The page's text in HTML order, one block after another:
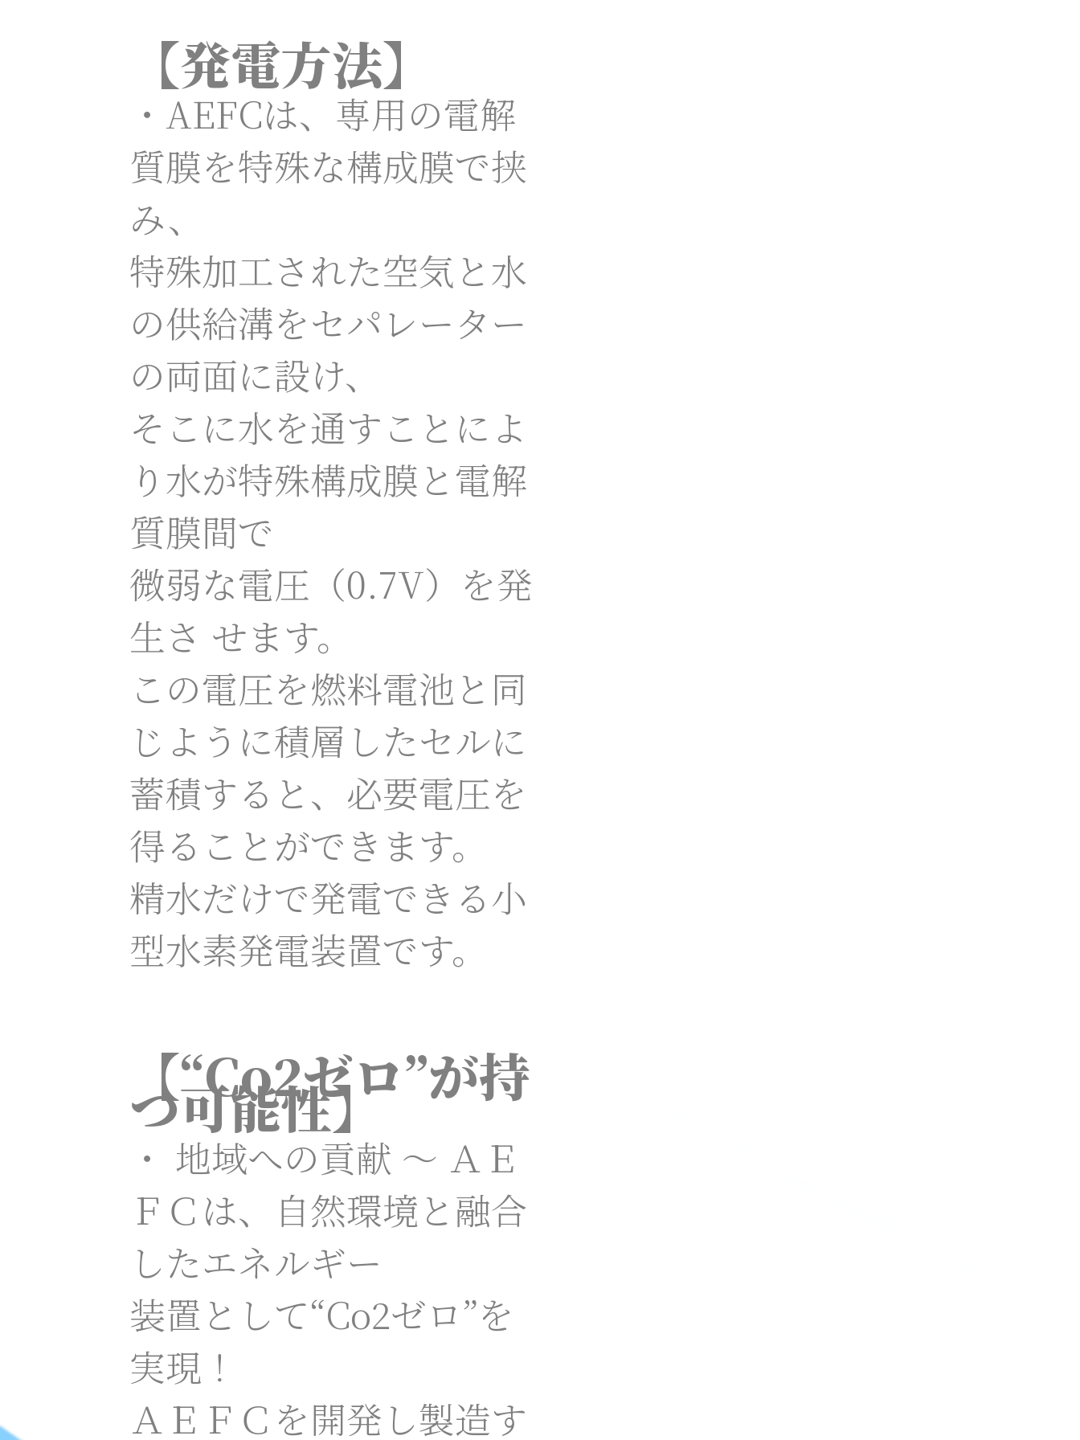
【発電方法】
・AEFCは、専用の電解
質膜を特殊な構成膜で挟
み、
特殊加工された空気と水
の供給溝をセパレーター
の両面に設け、
そこに水を通すことによ
り水が特殊構成膜と電解
質膜間で
微弱な電圧（0.7V）を発
生さ せます。
この電圧を燃料電池と同
じように積層したセルに
蓄積すると、必要電圧を
得ることができます。
精水だけで発電できる小
型水素発電装置です。
【“Co2ゼロ”が持
つ可能性】
・ 地域への貢献 ～ ＡＥ
ＦＣは、自然環境と融合
したエネルギー
装置として“Co2ゼロ”を
実現！
ＡＥＦＣを開発し製造す